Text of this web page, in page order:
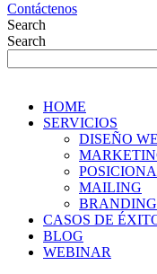
Contáctenos
Search
Search
HOME
SERVICIOS
DISEÑO
MAILING
BRANDING
CASOS DE
BLOG
WEBINAR